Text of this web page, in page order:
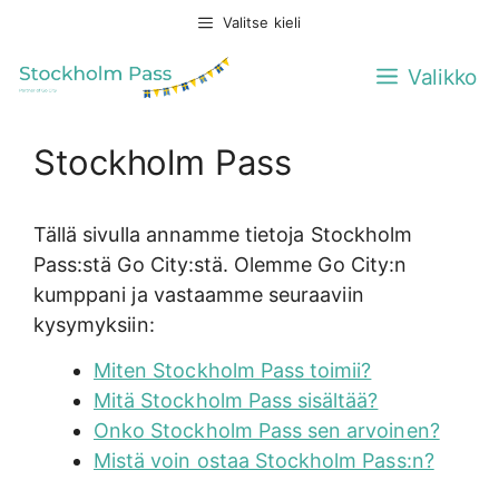
Valitse kieli
Valikko
Stockholm Pass
Tällä sivulla annamme tietoja Stockholm
Pass:stä Go City:stä. Olemme Go City:n
kumppani ja vastaamme seuraaviin
kysymyksiin:
Miten Stockholm Pass toimii?
Mitä Stockholm Pass sisältää?
Onko Stockholm Pass sen arvoinen?
Mistä voin ostaa Stockholm Pass:n?